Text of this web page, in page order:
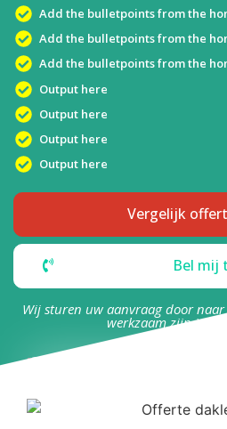
Add the bulletpoints from the
Add the bulletpoints from the
Add the bulletpoints from the
Output here
Output here
Output here
Output here
Vergelijk
Bel mij
Wij sturen uw aanvraag door naar
werkzaam zijn in uw